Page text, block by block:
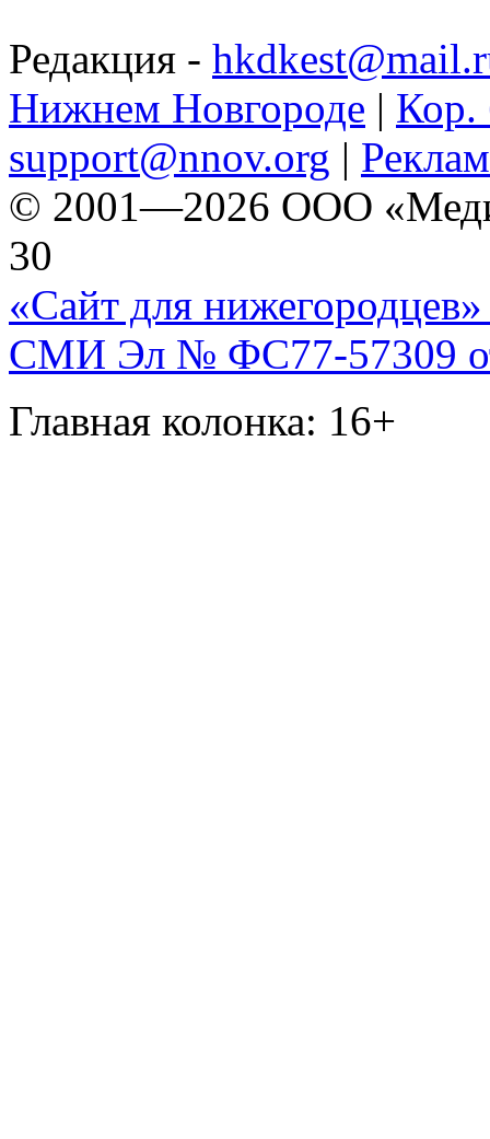
Редакция -
Нижнем Новгороде | Кор.
support@nnov.org |
© 2001—2026 ООО
30
«Сайт для нижегородцев»
СМИ Эл № ФС77-57309
Главная колонка: 16+